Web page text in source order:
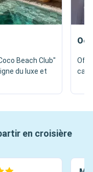
Beach Club"
du luxe et
en croisière